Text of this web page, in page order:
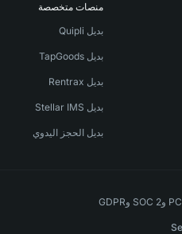
منصات متخصصة
بديل Quipli
بديل TapGoods
بديل Rentrax
بديل Stellar IMS
بديل الحجز اليدوي